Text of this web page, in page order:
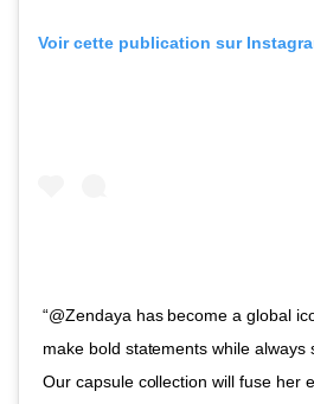
Voir cette publication sur
“@Zendaya has become a global
make bold statements while always
Our capsule collection will fuse her